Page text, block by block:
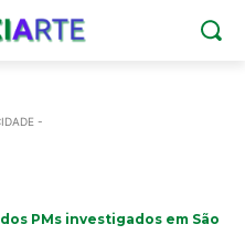
-
PMs investigados em São